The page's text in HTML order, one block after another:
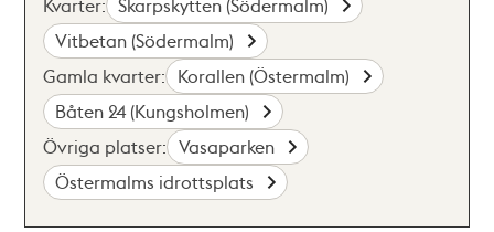
Kvarter: Skarpskytten (Södermalm)
Vitbetan (Södermalm)
Gamla kvarter: Korallen (Östermalm)
Båten 24 (Kungsholmen)
Övriga platser: Vasaparken
Östermalms idrottsplats